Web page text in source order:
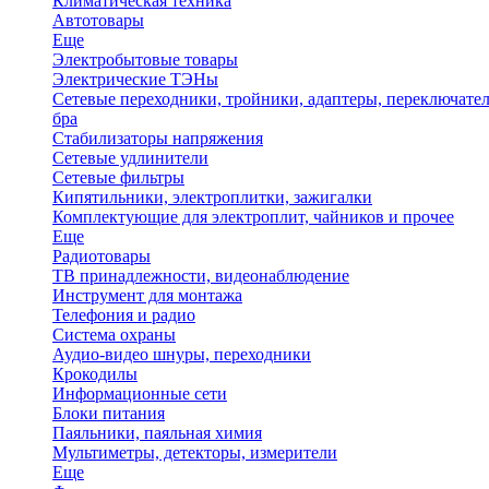
Автотовары
Еще
Электробытовые товары
Электрические ТЭНы
Сетевые переходники, тройники, адаптеры,
бра
Стабилизаторы напряжения
Сетевые удлинители
Сетевые фильтры
Кипятильники, электроплитки, зажигалки
Комплектующие для электроплит, чайников и прочее
Еще
Радиотовары
ТВ принадлежности, видеонаблюдение
Инструмент для монтажа
Телефония и радио
Система охраны
Аудио-видео шнуры, переходники
Крокодилы
Информационные сети
Блоки питания
Паяльники, паяльная химия
Мультиметры, детекторы, измерители
Еще